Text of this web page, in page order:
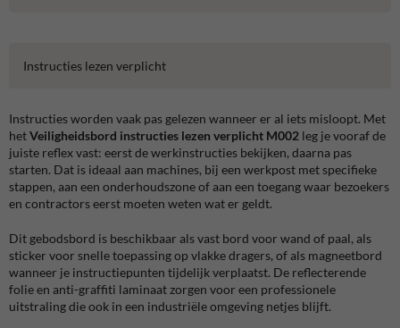
Instructies lezen verplicht
Instructies worden vaak pas gelezen wanneer er al iets misloopt. Met
hetVeiligheidsbord instructies lezen verplicht M002 leg je vooraf de
juiste reflex vast: eerst de werkinstructies bekijken, daarna pas
starten. Dat is ideaal aan machines, bij een werkpost met specifieke
stappen, aan een onderhoudszone of aan een toegang waar bezoekers
en contractors eerst moeten weten wat er geldt.
Dit gebodsbord is beschikbaar als vast bord voor wand of paal, als
sticker voor snelle toepassing op vlakke dragers, of als magneetbord
wanneer je instructiepunten tijdelijk verplaatst. De reflecterende
folie en anti-graffiti laminaat zorgen voor een professionele
uitstraling die ook in een industriële omgeving netjes blijft.